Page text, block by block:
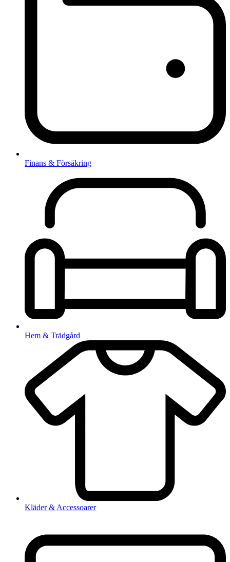
Finans & Försäkring
Hem & Trädgård
Kläder & Accessoarer